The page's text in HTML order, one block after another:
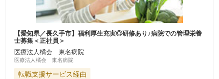
【愛知県／長久手市】福利厚生充実◎研修あり♪病院での管理栄養
士募集＜正社員＞
医療法人橘会 東名病院
医療法人橘会 東名病院
転職支援サービス経由